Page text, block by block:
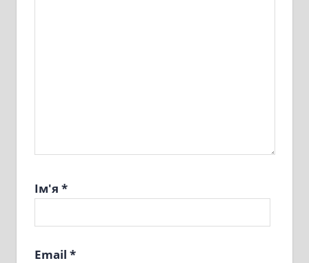
Ім'я *
Email *